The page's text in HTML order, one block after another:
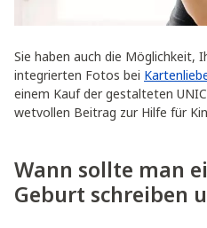
Sie haben auch die Möglichkeit,
integrierten Fotos bei
einem Kauf der gestalteten
wetvollen Beitrag zur Hilfe für
Wann sollte man
Geburt schreiben